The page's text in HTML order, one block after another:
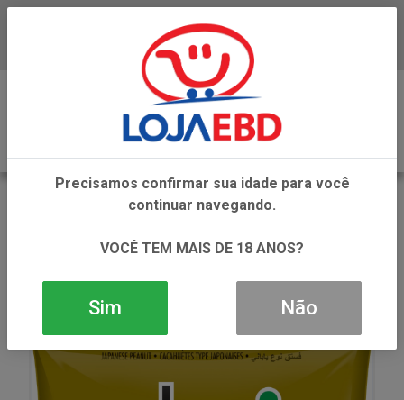
Baixe já nosso APP
SNACKS
AMENDOINS
Precisamos confirmar sua idade para você
continuar navegando.
VOCÊ TEM MAIS DE 18 ANOS?
Sim Não